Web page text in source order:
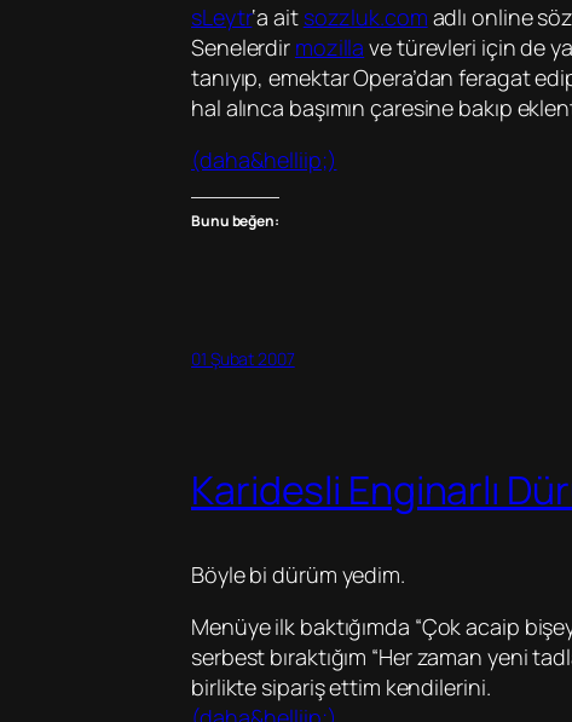
sLeytr‘a ait sozzluk.com adlı online
Senelerdir mozilla ve türevleri için de
tanıyıp, emektar Opera’dan feragat
hal alınca başımın çaresine bakıp
(daha&helliip;)
Bunu beğen:
01 Şubat 2007
Karidesli Enginarlı
Böyle bi dürüm yedim.
Menüye ilk baktığımda “Çok acaip
serbest bıraktığım “Her zaman yeni
birlikte sipariş ettim kendilerini.